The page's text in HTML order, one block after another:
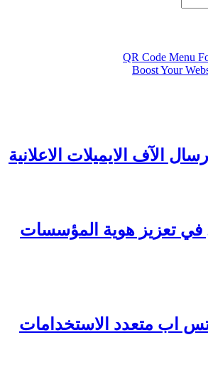
QR Code Menu
Boost Your
الآف الايميلات الاعلانية
في تعزيز هوية المؤسسات
اب متعدد الاستخدامات